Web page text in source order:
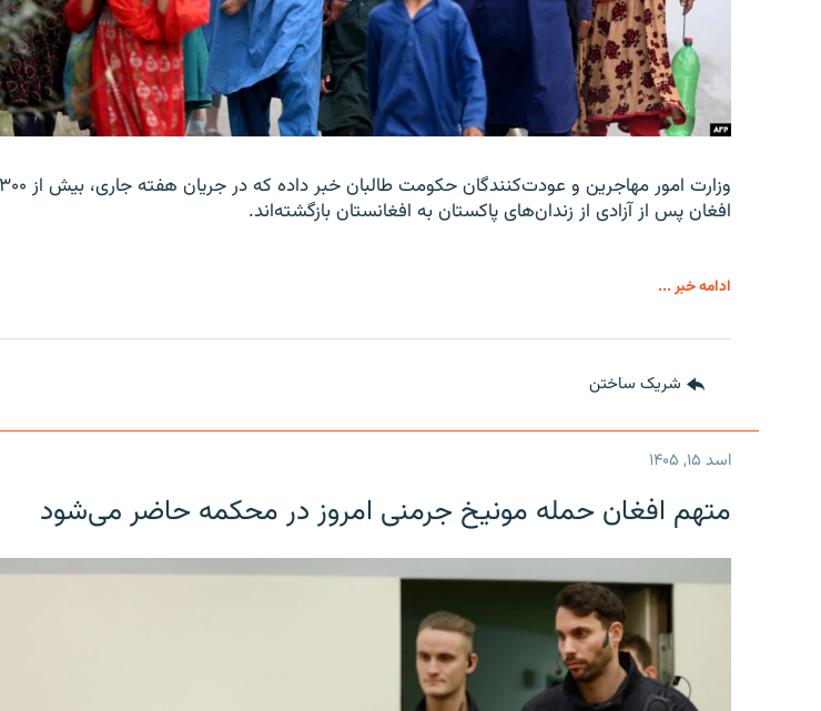
افغان پس از آزادی از زندان‌های پاکستان به افغانستان بازگشته‌اند.
ادامه خبر ...
شریک ساختن
اسد ۱۵, ۱۴۰۵
متهم افغان حمله مونیخ جرمنی امروز در محکمه حاضر می‌شود